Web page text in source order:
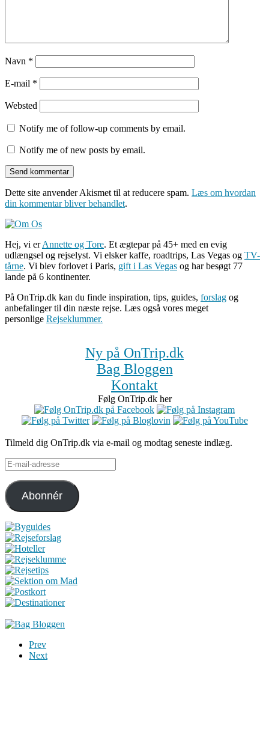
Navn *
E-mail *
Websted
Notify me of follow-up comments by email.
Notify me of new posts by email.
Dette site anvender Akismet til at reducere spam. Læs om hvordan
din kommentar bliver behandlet.
Hej, vi erAnnette og Tore. Et ægtepar på 45+ med en evig
udlængsel og rejselyst. Vi elsker kaffe, roadtrips, Las Vegas og TV-
tårne. Vi blev forlovet i Paris, gift i Las Vegas og har besøgt 77
lande på 6 kontinenter.
På OnTrip.dk kan du finde inspiration, tips, guides, forslag og
anbefalinger til din næste rejse. Læs også vores meget
personlige Rejseklummer.
Ny på OnTrip.dk
Bag Bloggen
Kontakt
Følg OnTrip.dk her
Tilmeld dig OnTrip.dk via e-mail og modtag seneste indlæg.
E-
mail-
adresse
Abonnér
Prev
Next